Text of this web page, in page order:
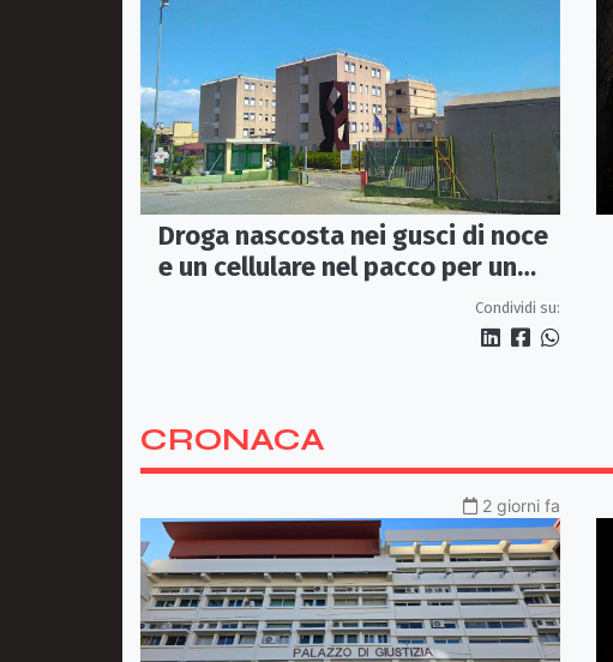
Droga nascosta nei gusci di noce
e un cellulare nel pacco per un
detenuto: sequestro nel carcere
Condividi su:
CRONACA
2 giorni fa